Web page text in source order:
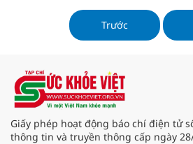
hoàn cảnh
thức hiện
Trước
Giấy phép hoạt động báo chí điện tử
thông tin và truyền thông cấp ngày